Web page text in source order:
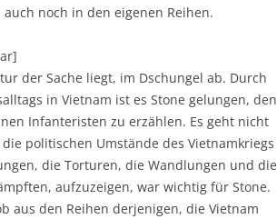
noch in den eigenen Reihen.
der Sache liegt, im Dschungel ab. Durch
in Vietnam ist es Stone gelungen, den
Infanteristen zu erzählen. Es geht nicht
politischen Umstände des Vietnamkriegs
die Torturen, die Wandlungen und die
aufzuzeigen, war wichtig für Stone.
aus den Reihen derjenigen, die Vietnam